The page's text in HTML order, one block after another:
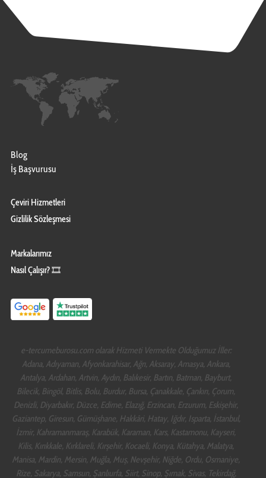
Blog
İş Başvurusu
Çeviri Hizmetleri
Gizlilik Sözleşmesi
Markalarımız
Nasıl Çalışır? 🎞️
e-tercumeburosu.com olarak Hizmeti Vermekte Olduğumuz İller:
Adana, Adıyaman, Afyonkarahisar, Ağrı, Aksaray, Amasya, Ankara,
Antalya, Ardahan, Artvin, Aydın, Balıkesir, Bartın, Batman, Bayburt,
Bilecik, Bingöl, Bitlis, Bolu, Burdur, Bursa, Çanakkale, Çankırı, Çorum,
Denizli, Diyarbakır, Düzce, Edirne, Elazığ, Erzincan, Erzurum, Eskişehir,
Gaziantep, Giresun, Gümüşhane, Hakkâri, Hatay, Iğdır, Isparta, İstanbul,
İzmir, Kahramanmaraş, Karabük, Karaman, Kars, Kastamonu, Kayseri,
Kilis, Kırıkkale, Kırklareli, Kırşehir, Kocaeli, Konya, Kütahya, Malatya,
Manisa, Mardin, Mersin, Muğla, Muş, Nevşehir, Niğde, Ordu, Osmaniye,
Rize, Sakarya, Samsun, Şanlıurfa, Siirt, Sinop, Şırnak, Sivas, Tekirdağ,